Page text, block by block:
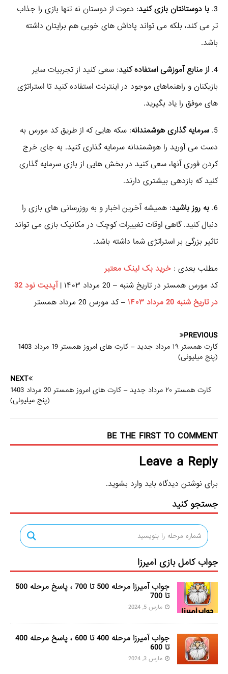
3. با دوستانتان بازی کنید: دعوت از دوستان نه تنها بازی را جذاب
تر می کند، بلکه می تواند پاداش های خوبی هم برایتان داشته
باشد.
4. از منابع آموزشی استفاده کنید: سعی کنید از تجربیات سایر
بازیکنان و راهنماهای موجود در اینترنت استفاده کنید تا استراتژی
های موفق را یاد بگیرید.
5. سرمایه گذاری هوشمندانه: سکه هایی که از طریق کد مورس به
دست می آورید را هوشمندانه سرمایه گذاری کنید. به جای خرج
کردن فوری آنها، سعی کنید در بخش هایی از بازی سرمایه گذاری
کنید که بازدهی بیشتری دارند.
6. به روز باشید: همیشه آخرین اخبار و به روزرسانی های بازی را
دنبال کنید. گاهی اوقات تغییرات کوچک در مکانیک بازی می تواند
تاثیر بزرگی بر استراتژی شما داشته باشد.
مطلب بعدی : خرید بک لینک معتبر
کد مورس همستر در تاریخ شنبه – 20 مرداد ۱۴۰۳ |
آپدیت نود 32
در تاریخ شنبه 20 مرداد ۱۴۰۳
– کد مورس 20 مرداد همستر
PREVIOUS
کارت همستر ۱۹ مرداد جدید – کارت های امروز همستر 19 مرداد 1403
(پنج میلیونی)
NEXT
کارت همستر ۲۰ مرداد جدید – کارت های امروز همستر 20 مرداد 1403
(پنج میلیونی)
BE THE FIRST TO COMMENT
Leave a Reply
برای نوشتن دیدگاه باید وارد بشوید.
جستجو کنید
جواب کامل بازی آمیرزا
جواب آمیرزا مرحله 500 تا 700 ، پاسخ مرحله 500
تا 700
مارس 5, 2024
جواب آمیرزا مرحله 400 تا 600 ، پاسخ مرحله 400
تا 600
مارس 3, 2024